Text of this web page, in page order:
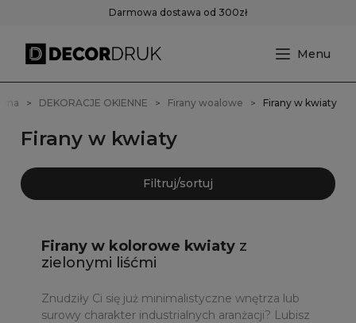
Darmowa dostawa od 300zł
DEKORACJE OKIENNE Firany woalowe Firany w kwiaty
Firany w kwiaty
Filtruj/sortuj
Firany w kolorowe kwiaty z
zielonymi liśćmi
Znudziły Ci się już minimalistyczne wnętrza lub
surowy charakter industrialnych aranżacji? Lubisz